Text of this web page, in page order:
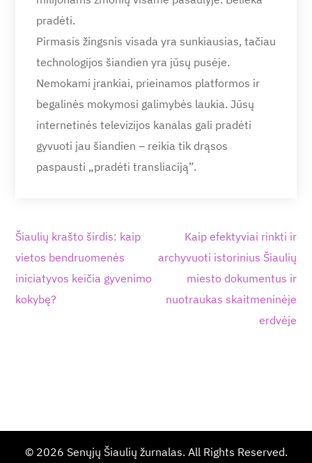
pradėti.
Pirmasis žingsnis visada yra sunkiausias, tačiau
technologijos šiandien yra jūsų pusėje.
Nemokami įrankiai, prieinamos platformos ir
begalinės mokymosi galimybės laukia. Jūsų
internetinės televizijos kanalas gali pradėti
gyvuoti jau šiandien – reikia tik drąsos
paspausti „pradėti transliaciją”.
Navigacija
tarp
įrašų
Šiaulių krašto širdis: kaip
vietos bendruomenės
iniciatyvos keičia gyvenimo
kokybę?
Kaip efektyviai rinkti ir
archyvuoti istorinius Šiaulių
miesto dokumentus ir
nuotraukas skaitmeninėje
erdvėje
© 2026 Senųjų Šiaulių žurnalas. All Rights Reserved.